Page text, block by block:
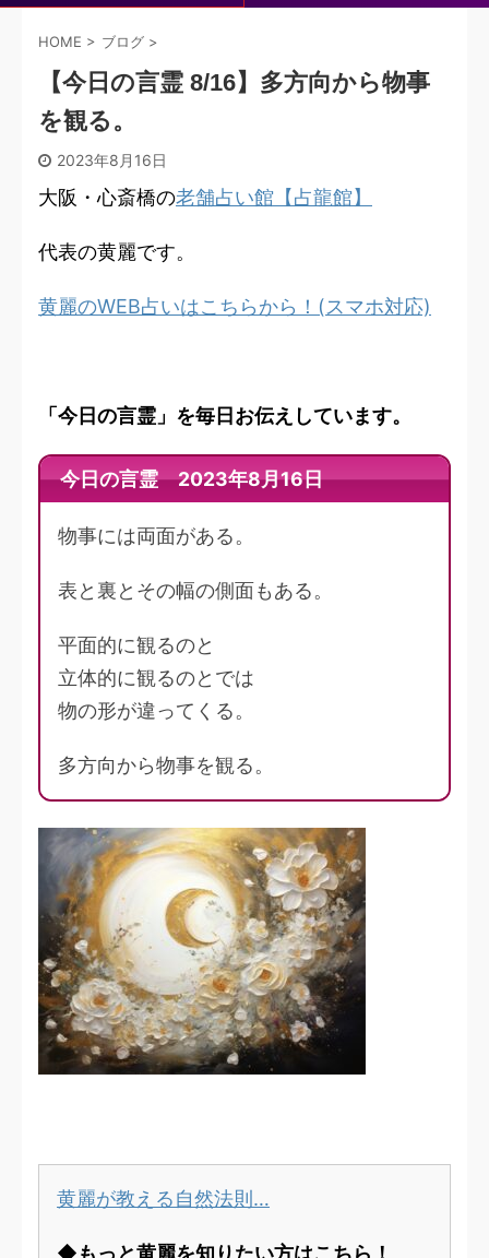
HOME > ブログ >
【今日の言霊 8/16】多方向から物事
を観る。
2023年8月16日
大阪・心斎橋の老舗占い館【占龍館】
代表の黄麗です。
黄麗のWEB占いはこちらから！(スマホ対応)
「今日の言霊」を毎日お伝えしています。
今日の言霊 2023年8月16日
物事には両面がある。
表と裏とその幅の側面もある。
平面的に観るのと
立体的に観るのとでは
物の形が違ってくる。
多方向から物事を観る。
黄麗が教える自然法則…
◆もっと黄麗を知りたい方はこちら！